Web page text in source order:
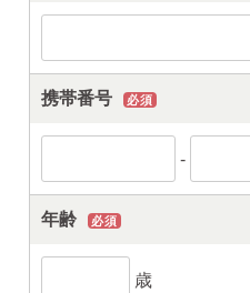
携帯番号 必須
-
年齢 必須
歳